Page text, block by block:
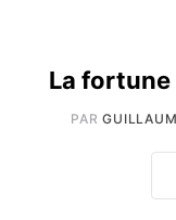
La fortune
PAR